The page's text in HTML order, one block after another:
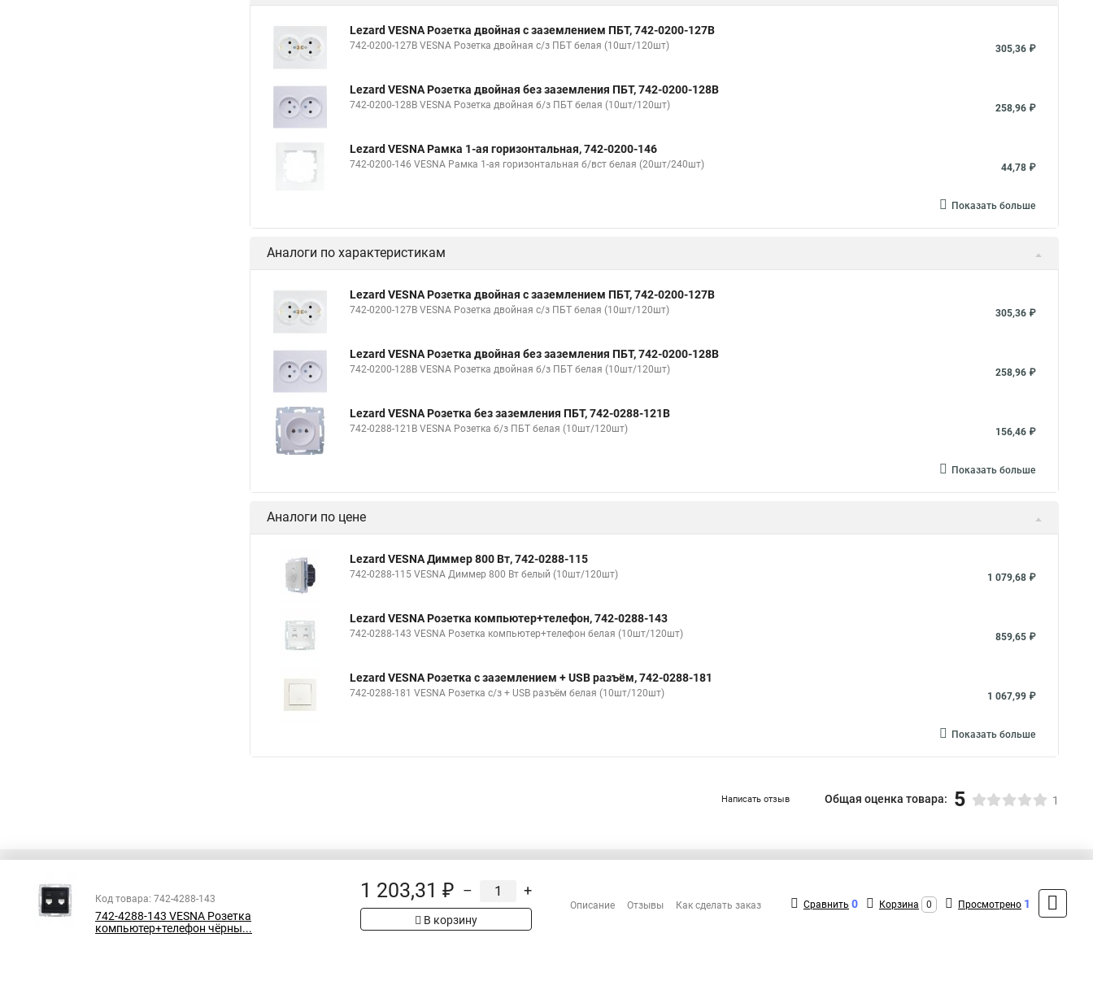
Lezard VESNA Розетка двойная с заземлением ПБТ, 742-0200-127B
742-0200-127В VESNA Розетка двойная с/з ПБТ белая (10шт/120шт) 305,36 ₽
Lezard VESNA Розетка двойная без заземления ПБТ, 742-0200-128B
742-0200-128В VESNA Розетка двойная б/з ПБТ белая (10шт/120шт) 258,96 ₽
Lezard VESNA Рамка 1-ая горизонтальная, 742-0200-146
742-0200-146 VESNA Рамка 1-ая горизонтальная б/вст белая (20шт/240шт) 44,78 ₽
Показать больше
Аналоги по характеристикам
Lezard VESNA Розетка двойная с заземлением ПБТ, 742-0200-127B
742-0200-127В VESNA Розетка двойная с/з ПБТ белая (10шт/120шт) 305,36 ₽
Lezard VESNA Розетка двойная без заземления ПБТ, 742-0200-128B
742-0200-128В VESNA Розетка двойная б/з ПБТ белая (10шт/120шт) 258,96 ₽
Lezard VESNA Розетка без заземления ПБТ, 742-0288-121B
742-0288-121В VESNA Розетка б/з ПБТ белая (10шт/120шт) 156,46 ₽
Показать больше
Аналоги по цене
Lezard VESNA Диммер 800 Вт, 742-0288-115
742-0288-115 VESNA Диммер 800 Вт белый (10шт/120шт) 1 079,68 ₽
Lezard VESNA Розетка компьютер+телефон, 742-0288-143
742-0288-143 VESNA Розетка компьютер+телефон белая (10шт/120шт) 859,65 ₽
Lezard VESNA Розетка с заземлением + USB разъём, 742-0288-181
742-0288-181 VESNA Розетка с/з + USB разъём белая (10шт/120шт) 1 067,99 ₽
Показать больше
Написать отзыв Общая оценка товара: 5 1
Все права защищены
Сотрудничество
+7 (495) 432-09-09
MAX: +7 (936) 148-00-15
Код товара: 742-4288-143
742-4288-143 VESNA Розетка
компьютер+телефон чёрны...
1 203,31 ₽ – +
В корзину
Описание Отзывы Как сделать заказ Сравнить 0 Корзина 0 Просмотрено 1